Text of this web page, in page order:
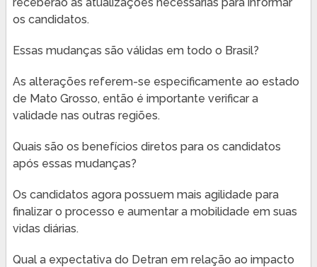
os candidatos.
Essas mudanças são válidas em todo o Brasil?
As alterações referem-se especificamente ao estado
de Mato Grosso, então é importante verificar a
validade nas outras regiões.
Quais são os benefícios diretos para os candidatos
após essas mudanças?
Os candidatos agora possuem mais agilidade para
finalizar o processo e aumentar a mobilidade em suas
vidas diárias.
Qual a expectativa do Detran em relação ao impacto